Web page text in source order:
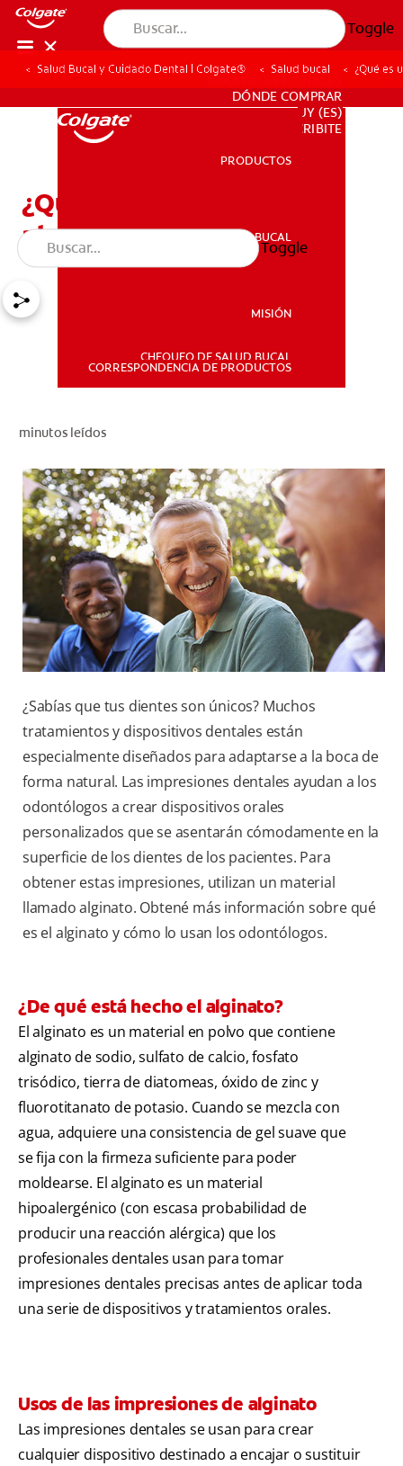
Toggle
SALUD BUCAL
PARA PROFESIONALES
DÓNDE COMPRAR
UY (ES)
SUSCRIBITE
PARA PROFESIONALES
DÓNDE COMPRAR
UY (ES)
SUSCRIBITE
PRODUCTOS
SALUD BUCAL
MISIÓN
CHEQUEO DE SALUD BUCAL
CORRESPONDENCIA DE PRODUCTOS
Toggle
Salud Bucal y Cuidado Dental | Colgate® Salud bucal ¿Qué es
¿Qué es una impresión de
alginato?
minutos leídos
¿Sabías que tus dientes son únicos? Muchos
tratamientos y dispositivos dentales están
especialmente diseñados para adaptarse a la boca de
forma natural. Las impresiones dentales ayudan a los
odontólogos a crear dispositivos orales
personalizados que se asentarán cómodamente en la
superficie de los dientes de los pacientes. Para
obtener estas impresiones, utilizan un material
llamado alginato. Obtené más información sobre qué
es el alginato y cómo lo usan los odontólogos.
¿De qué está hecho el alginato?
El alginato es un material en polvo que contiene
alginato de sodio, sulfato de calcio, fosfato
trisódico, tierra de diatomeas, óxido de zinc y
fluorotitanato de potasio. Cuando se mezcla con
agua, adquiere una consistencia de gel suave que
se fija con la firmeza suficiente para poder
moldearse. El alginato es un material
hipoalergénico (con escasa probabilidad de
producir una reacción alérgica) que los
profesionales dentales usan para tomar
impresiones dentales precisas antes de aplicar toda
una serie de dispositivos y tratamientos orales.
Usos de las impresiones de alginato
Las impresiones dentales se usan para crear
cualquier dispositivo destinado a encajar o sustituir